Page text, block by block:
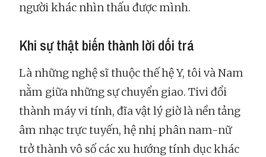
người khác nhìn thấu được mình.
Khi sự thật biến thành lời dối trá
Là những nghệ sĩ thuộc thế hệ Y, tôi và Nam
nằm giữa những sự chuyển giao. Tivi đổi
thành máy vi tính, đĩa vật lý giờ là nền tảng
âm nhạc trực tuyến, hệ nhị phân nam-nữ
trở thành vô số các xu hướng tính dục khác